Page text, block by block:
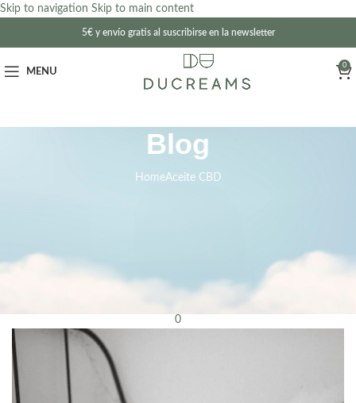
Skip to navigation Skip to main content
5€ y envío gratis al suscribirse en la newsletter
MENU
0
Blog
HomeAceite CBD
15 de mayo de 2023
0